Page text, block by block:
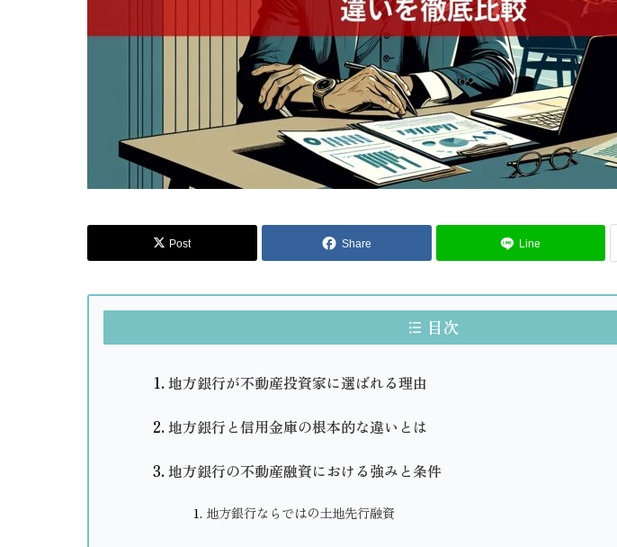
Post Share Line
目次
地方銀行が不動産投資家に選ばれる理由
地方銀行と信用金庫の根本的な違いとは
地方銀行の不動産融資における強みと条件
地方銀行ならではの土地先行融資